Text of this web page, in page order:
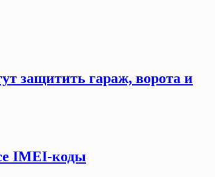
защитить гараж, ворота и
IMEI-коды